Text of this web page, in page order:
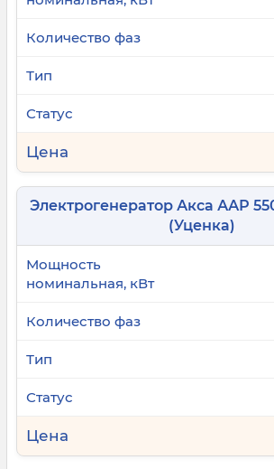
Электрогенератор Акса ААР
(Уценка)